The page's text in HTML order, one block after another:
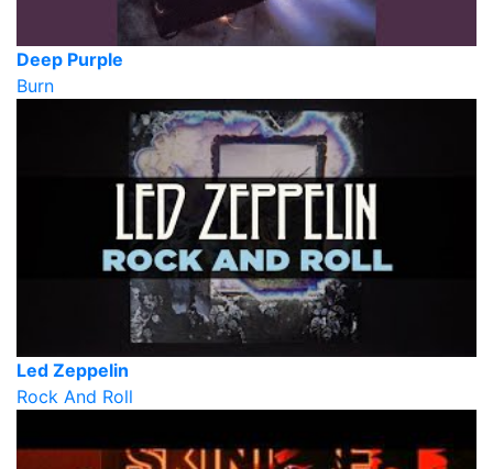
Deep Purple
Burn
Led Zeppelin
Rock And Roll